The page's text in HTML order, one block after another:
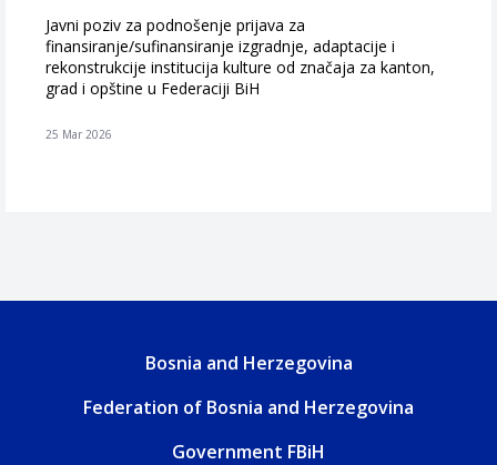
Javni poziv za podnošenje prijava za
finansiranje/sufinansiranje izgradnje, adaptacije i
rekonstrukcije institucija kulture od značaja za kanton,
grad i opštine u Federaciji BiH
25 Mar 2026
Bosnia and Herzegovina
Federation of Bosnia and Herzegovina
Government FBiH